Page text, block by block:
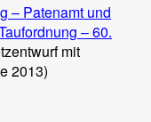
– Patenamt und
– 60.
mit
2013)